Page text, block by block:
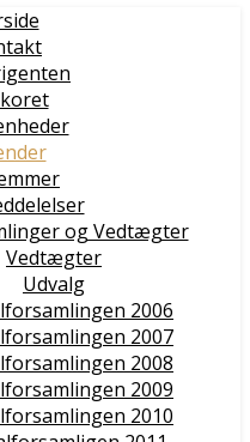
og Vedtægter
Vedtægter
Udvalg
2006
2007
2008
2009
2010